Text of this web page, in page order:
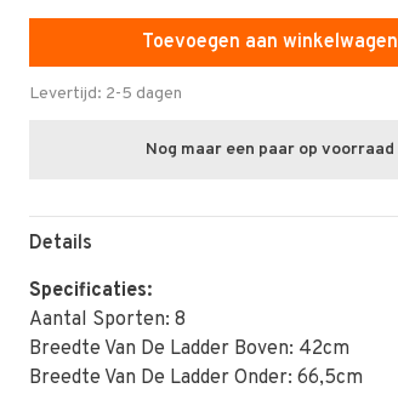
Toevoegen aan winkelwagen
Levertijd: 2-5 dagen
Nog maar een paar op voorraad
Details
Specificaties:
Aantal Sporten: 8
Breedte Van De Ladder Boven: 42cm
Breedte Van De Ladder Onder: 66,5cm